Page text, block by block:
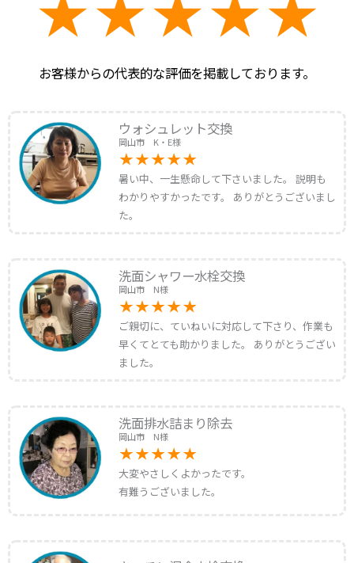
お客様からの代表的な評価を掲載しております。
ウォシュレット交換
岡山市 K・E様
暑い中、一生懸命して下さいました。 説明も
わかりやすかったです。 ありがとうございまし
た。
洗面シャワー水栓交換
岡山市 N様
ご親切に、ていねいに対応して下さり、作業も
早くてとても助かりました。 ありがとうござい
ました。
洗面排水詰まり除去
岡山市 N様
大変やさしくよかったです。
有難うございました。